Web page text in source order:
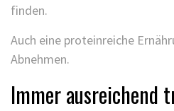
finden.
Auch eine proteinreiche
Abnehmen.
Immer ausreichend